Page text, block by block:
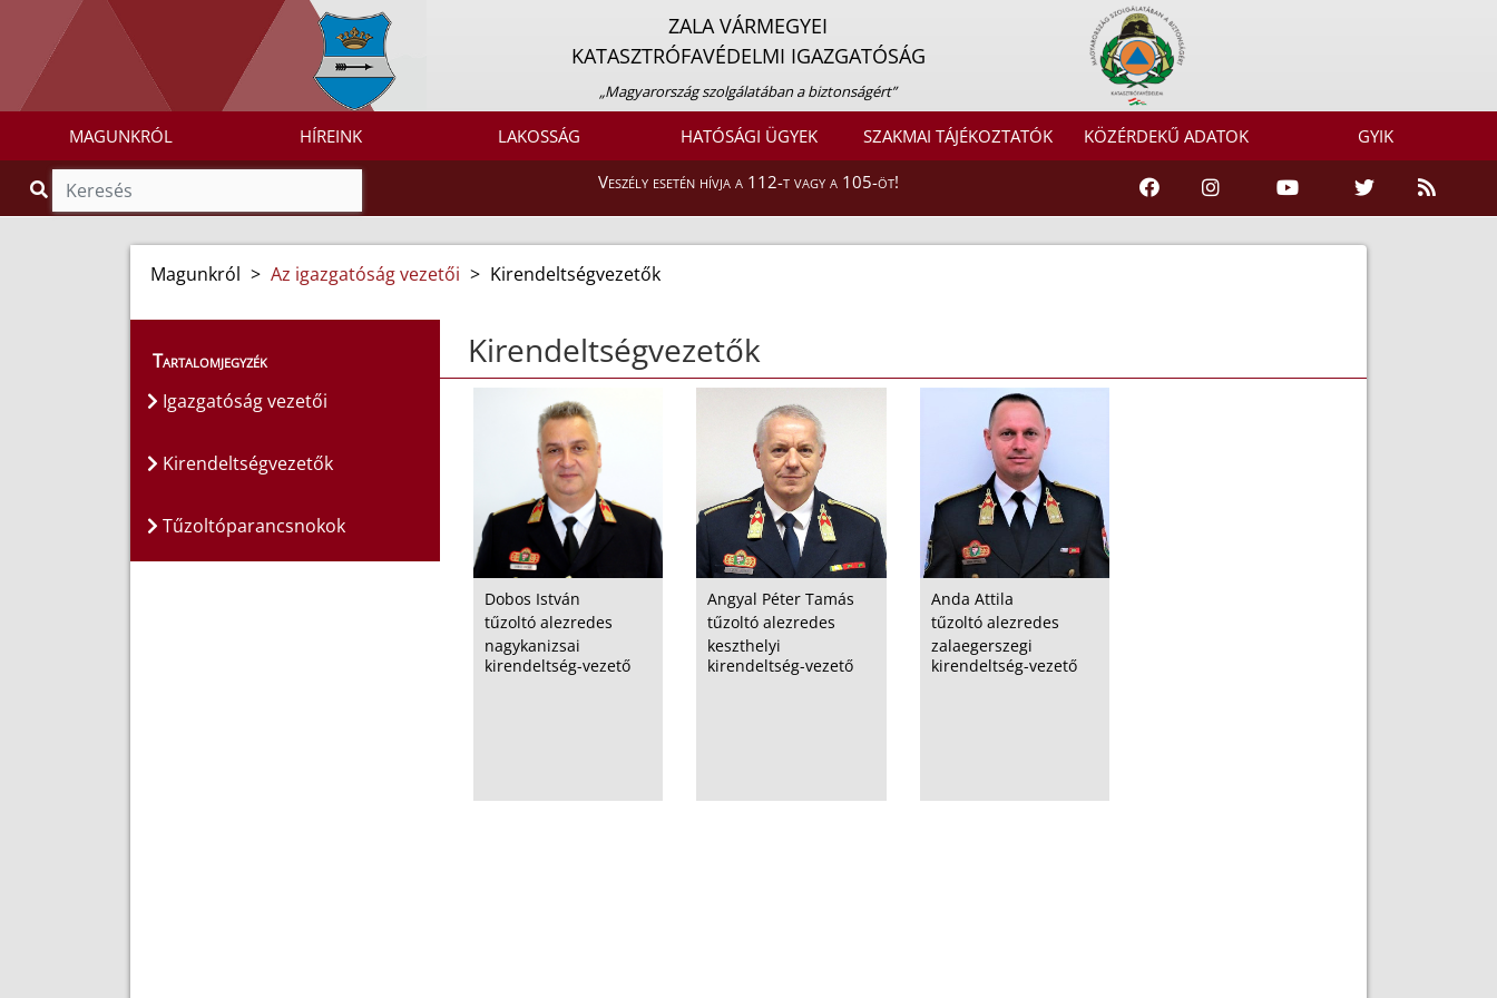
ZALA VÁRMEGYEI
KATASZTRÓFAVÉDELMI IGAZGATÓSÁG
„Magyarország szolgálatában a biztonságért”
MAGUNKRÓL HÍREINK LAKOSSÁG HATÓSÁGI ÜGYEK SZAKMAI TÁJÉKOZTATÓK KÖZÉRDEKŰ ADATOK GYIK
Veszély esetén hívja a 112-t vagy a 105-öt!
Magunkról > Az igazgatóság vezetői > Kirendeltségvezetők
Tartalomjegyzék
Igazgatóság vezetői
Kirendeltségvezetők
Tűzoltóparancsnokok
Kirendeltségvezetők
Dobos István
tűzoltó alezredes
nagykanizsai
kirendeltség-vezető
Angyal Péter Tamás
tűzoltó alezredes
keszthelyi
kirendeltség-vezető
Anda Attila
tűzoltó alezredes
zalaegerszegi
kirendeltség-vezető